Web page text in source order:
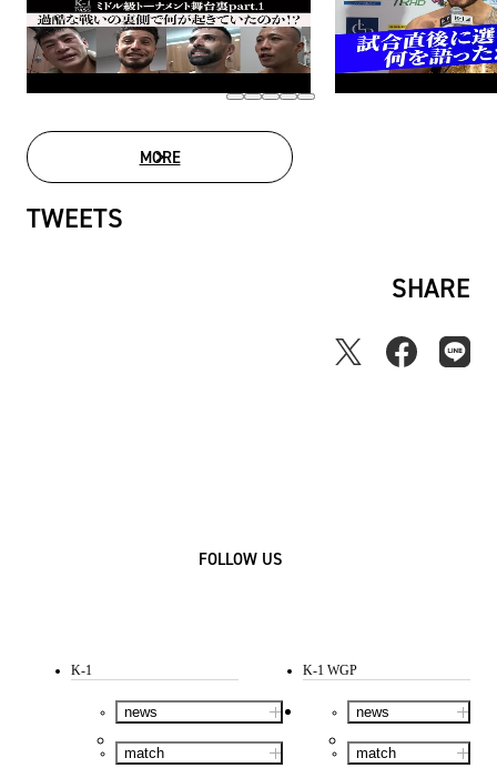
MOREMOVIE LIST
TWEETS
SHARE
FOLLOW US
K-1
news
match
K-1 WGP
news
match